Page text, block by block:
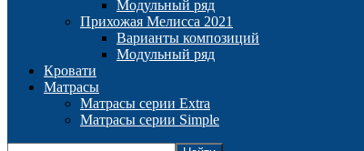
Модульный ряд
Прихожая Мелисса 2021
Варианты композиций
Модульный ряд
Кровати
Матрасы
Матрасы серии Extra
Матрасы серии Simple